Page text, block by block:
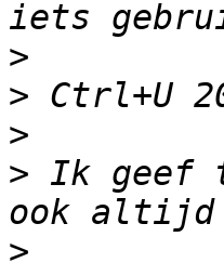
>
>
>
> Ik geef
>